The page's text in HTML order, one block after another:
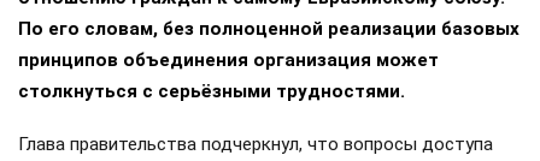
По его словам, без полноценной реализации базовых
принципов объединения организация может
столкнуться с серьёзными трудностями.
Глава правительства подчеркнул, что вопросы доступа